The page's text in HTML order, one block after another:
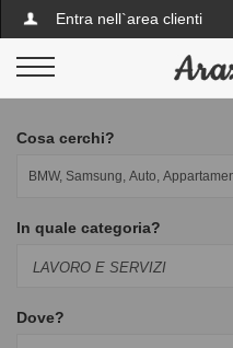
Entra nell`area clienti
Cosa cerchi?
In quale categoria?
Dove?